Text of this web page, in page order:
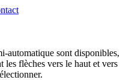
automatique sont disponibles,
flèches vers le haut et vers